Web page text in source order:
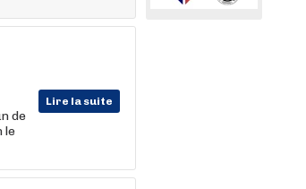
Lire la suite
de
le